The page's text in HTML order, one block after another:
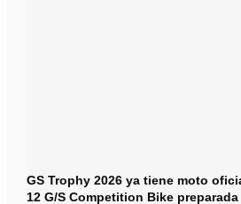
GS Trophy 2026 ya tiene moto
12 G/S Competition Bike